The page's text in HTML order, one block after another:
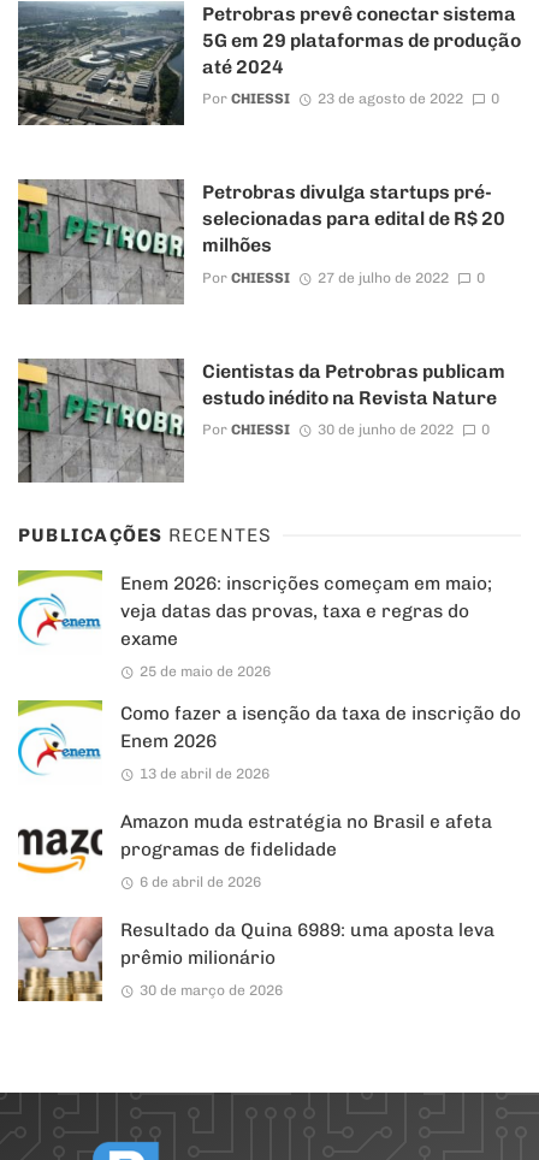
Petrobras prevê conectar sistema
5G em 29 plataformas de produção
até 2024
Por CHIESSI 23 de agosto de 2022 0
Petrobras divulga startups pré-
selecionadas para edital de R$ 20
milhões
Por CHIESSI 27 de julho de 2022 0
Cientistas da Petrobras publicam
estudo inédito na Revista Nature
Por CHIESSI 30 de junho de 2022 0
PUBLICAÇÕES RECENTES
Enem 2026: inscrições começam em maio;
veja datas das provas, taxa e regras do
exame
25 de maio de 2026
Como fazer a isenção da taxa de inscrição do
Enem 2026
13 de abril de 2026
Amazon muda estratégia no Brasil e afeta
programas de fidelidade
6 de abril de 2026
Resultado da Quina 6989: uma aposta leva
prêmio milionário
30 de março de 2026